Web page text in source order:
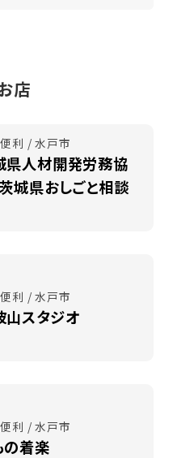
店
利 / 水戸市
県人材開発労務協
城県おしごと相談
利 / 水戸市
山スタジオ
利 / 水戸市
の着楽